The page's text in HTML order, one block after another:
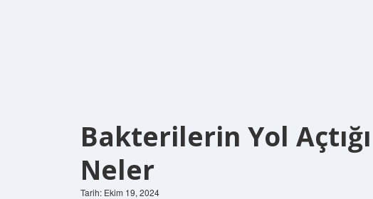
Bakterilerin Yol
Neler
Tarih: Ekim 19, 2024